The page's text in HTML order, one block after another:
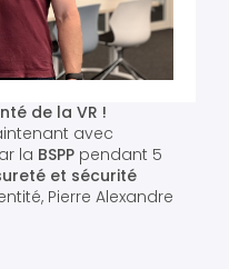
de la VR !
avec
la BSPP pendant 5
et sécurité
Pierre Alexandre